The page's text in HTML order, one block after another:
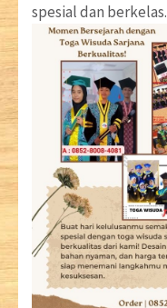
spesial dan berkelas.